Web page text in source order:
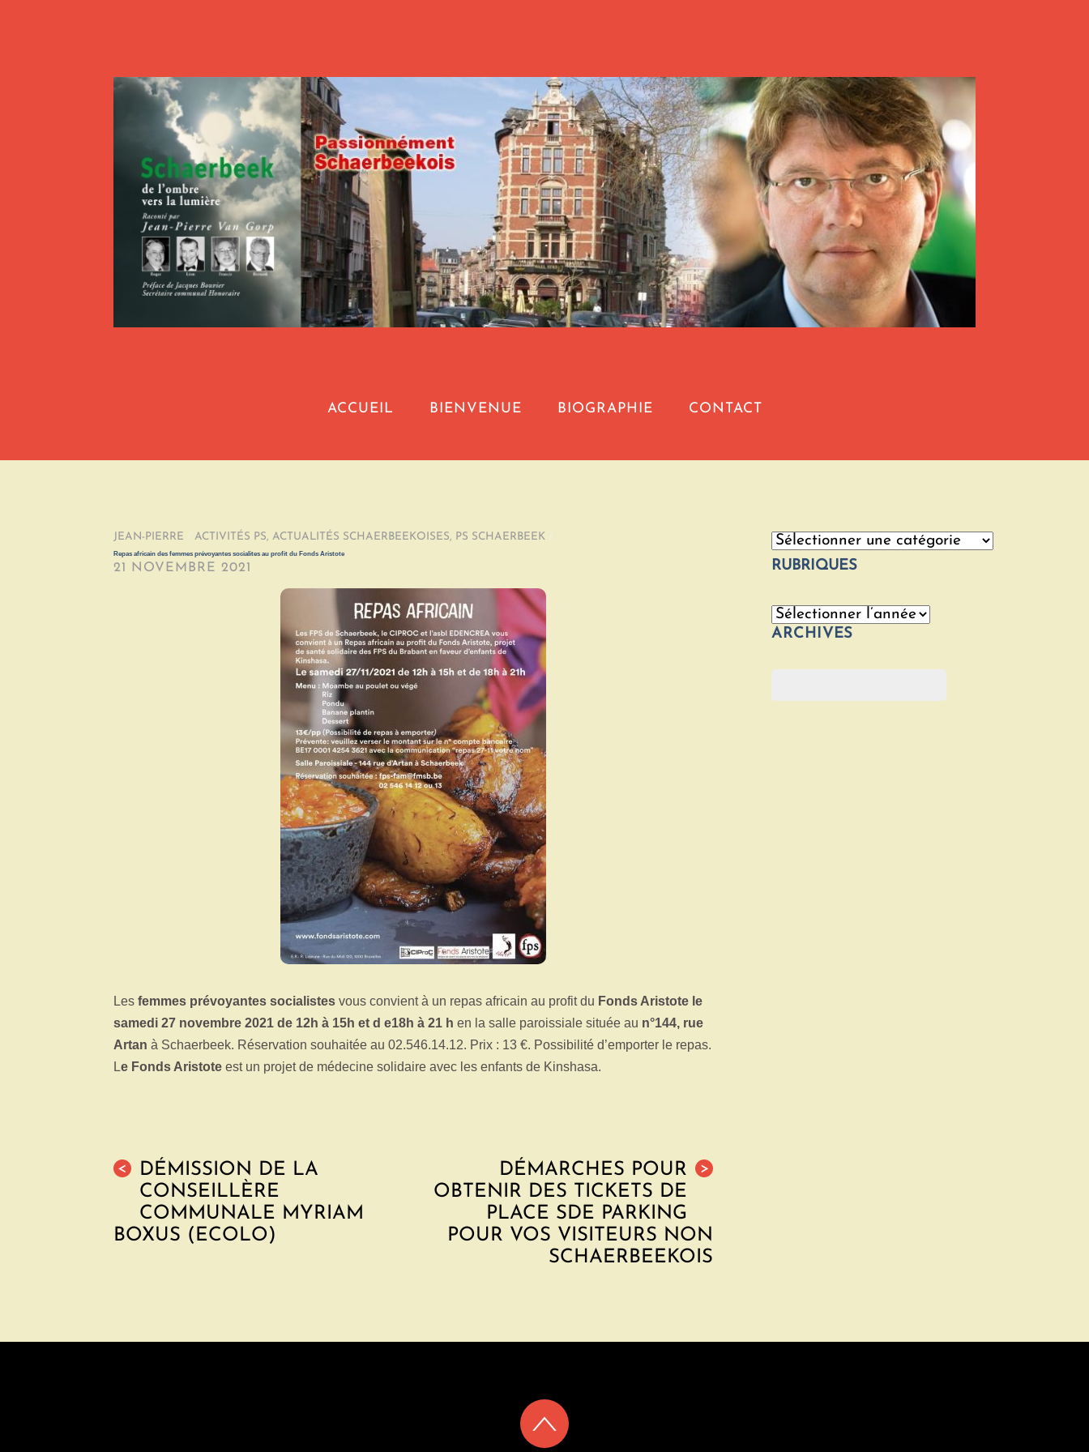
ACCUEIL BIENVENUE BIOGRAPHIE CONTACT
JEAN-PIERRE / ACTIVITÉS PS, ACTUALITÉS SCHAERBEEKOISES, PS SCHAERBEEK /
Repas africain des femmes prévoyantes socialites au profit du Fonds Aristote
21 NOVEMBRE 2021
Les femmes prévoyantes socialistes vous convient à un repas africain au profit du Fonds Aristote le
samedi 27 novembre 2021 de 12h à 15h et d e18h à 21 h en la salle paroissiale située au n°144, rue
Artan à Schaerbeek. Réservation souhaitée au 02.546.14.12. Prix : 13 €. Possibilité d’emporter le repas.
Le Fonds Aristote est un projet de médecine solidaire avec les enfants de Kinshasa.
<
DÉMISSION DE LA
CONSEILLÈRE
COMMUNALE MYRIAM
BOXUS (ECOLO)
>
DÉMARCHES POUR
OBTENIR DES TICKETS DE
PLACE SDE PARKING
POUR VOS VISITEURS NON
SCHAERBEEKOIS
Catégories
RUBRIQUES
Archives
ARCHIVES